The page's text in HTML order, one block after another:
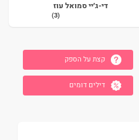
די-ג׳יי סמואל עוז
(3)
קצת על הספק
דילים דומים